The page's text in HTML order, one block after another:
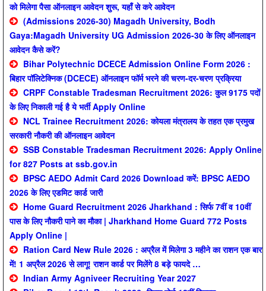
को मिलेगा पैसा ऑनलाइन आवेदन शुरू, यहाँ से करे आवेदन
(Admissions 2026-30) Magadh University, Bodh
Gaya:Magadh University UG Admission 2026-30 के लिए ऑनलाइन
आवेदन कैसे करें?
Bihar Polytechnic DCECE Admission Online Form 2026 :
बिहार पॉलिटेक्निक (DCECE) ऑनलाइन फॉर्म भरने की चरण-दर-चरण प्रक्रिया
CRPF Constable Tradesman Recruitment 2026: कुल 9175 पदों
के लिए निकाली गई है ये भर्ती Apply Online
NCL Trainee Recruitment 2026: कोयला मंत्रालय के तहत एक प्रमुख
सरकारी नौकरी की ऑनलाइन आवेदन
SSB Constable Tradesman Recruitment 2026: Apply Online
for 827 Posts at ssb.gov.in
BPSC AEDO Admit Card 2026 Download करें: BPSC AEDO
2026 के लिए एडमिट कार्ड जारी
Home Guard Recruitment 2026 Jharkhand : सिर्फ 7वीं व 10वीं
पास के लिए नौकरी पाने का मौका | Jharkhand Home Guard 772 Posts
Apply Online |
Ration Card New Rule 2026 : अप्रैल में मिलेगा 3 महीने का राशन एक बार
में! 1 अप्रैल 2026 से लागू! राशन कार्ड पर मिलेंगे 8 बड़े फायदे …
Indian Army Agniveer Recruiting Year 2027